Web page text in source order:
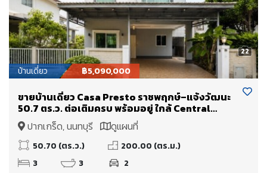
22
บ้านเดี่ยว ฿5,090,000
ขายบ้านเดี่ยว Casa Presto ราชพฤกษ์–แจ้งวัฒนะ
50.7 ตร.ว. ต่อเติมครบ พร้อมอยู่ ใกล้ Central
Westgate และโรงเรียนนานาชาติ DBS ราคา 5.09
ล้านบาท
ปากเกร็ด, นนทบุรี ดูแผนที่
50.70 (ตร.ว.)
200.00 (ตร.ม.)
3
3 2